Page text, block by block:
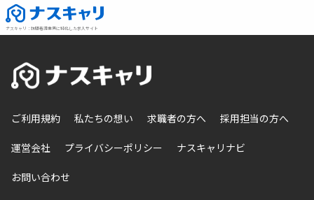
ナスキャリ ： 訪問看護業界に特化した求人サイト
ご利用規約 私たちの想い 求職者の方へ 採用担当の方へ
運営会社 プライバシーポリシー ナスキャリナビ
お問い合わせ